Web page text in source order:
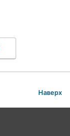
Наверх